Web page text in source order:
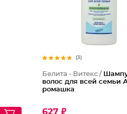
(3)
Белита - Витекс /
волос для всей семьи
ромашка
627 ₽